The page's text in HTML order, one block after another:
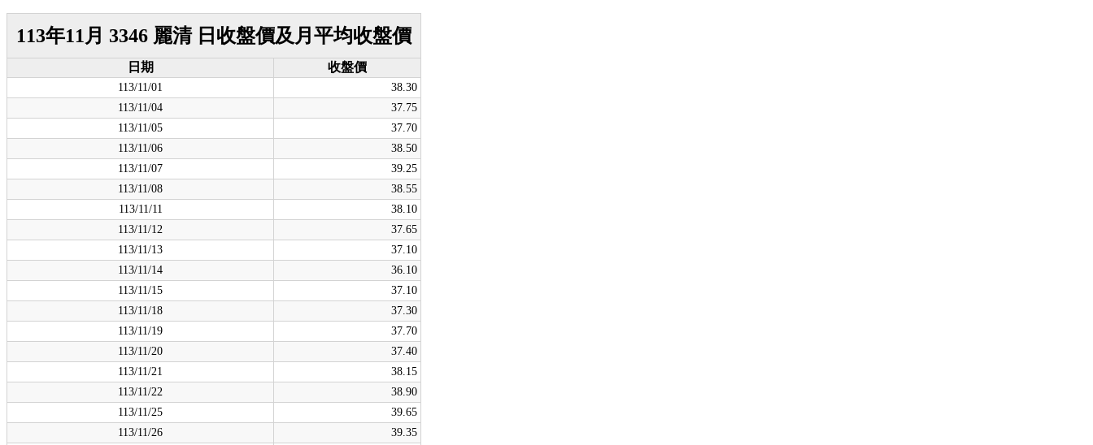
113年11月 3346 麗清 日收盤價及月平均收盤價
日期 收盤價
113/11/01
38.30
113/11/04
37.75
113/11/05
37.70
113/11/06
38.50
113/11/07
39.25
113/11/08
38.55
113/11/11
38.10
113/11/12
37.65
113/11/13
37.10
113/11/14
36.10
113/11/15
37.10
113/11/18
37.30
113/11/19
37.70
113/11/20
37.40
113/11/21
38.15
113/11/22
38.90
113/11/25
39.65
113/11/26
39.35